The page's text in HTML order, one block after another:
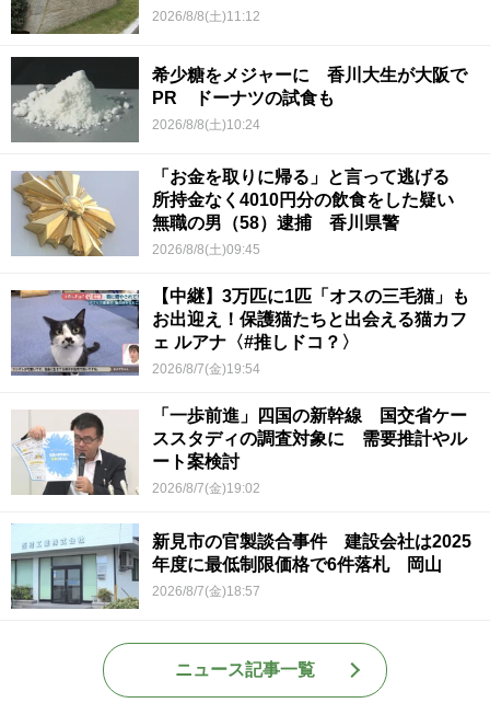
2026/8/8(土)11:12
希少糖をメジャーに 香川大生が大阪で
PR ドーナツの試食も
2026/8/8(土)10:24
「お金を取りに帰る」と言って逃げる
所持金なく4010円分の飲食をした疑い
無職の男（58）逮捕 香川県警
2026/8/8(土)09:45
【中継】3万匹に1匹「オスの三毛猫」も
お出迎え！保護猫たちと出会える猫カフ
ェ ルアナ〈#推しドコ？〉
2026/8/7(金)19:54
「一歩前進」四国の新幹線 国交省ケー
ススタディの調査対象に 需要推計やル
ート案検討
2026/8/7(金)19:02
新見市の官製談合事件 建設会社は2025
年度に最低制限価格で6件落札 岡山
2026/8/7(金)18:57
ニュース記事一覧